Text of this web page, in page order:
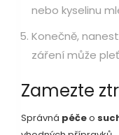
nebo kyselinu
Konečně,
záření může
Zamezte
Správná péčeo